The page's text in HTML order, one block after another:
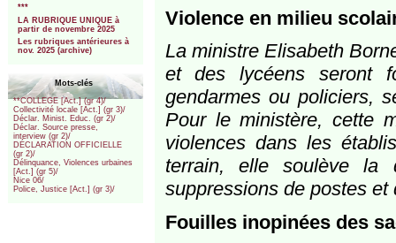
***
LA RUBRIQUE UNIQUE à
partir de novembre 2025
Les rubriques antérieures à
nov. 2025 (archive)
Mots-clés
**COLLEGE [Act.] (gr 4)/
Collectivité locale [Act.] (gr 3)/
Déclar. Minist. Educ. (gr 2)/
Déclar. Source presse,
interview (gr 2)/
DÉCLARATION OFFICIELLE
(gr 2)/
Délinquance, Violences urbaines
[Act.] (gr 5)/
Nice 06/
Police, Justice [Act.] (gr 3)/
Violence en milieu
La ministre Elisabeth
et des lycéens seront
gendarmes ou policiers,
Pour le ministère, cette
violences dans les
terrain, elle soulève la
suppressions de postes et
Fouilles inopinées des